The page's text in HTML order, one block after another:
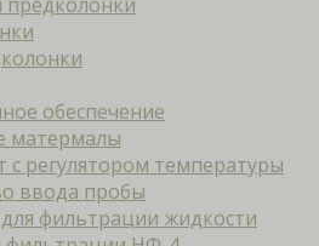
обеспечение
матермалы
с регулятором температуры
ввода пробы
фильтрации жидкости